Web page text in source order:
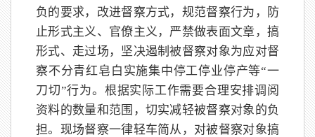
负的要求，改进督察方式，规范督察行为，防
止形式主义、官僚主义，严禁做表面文章，搞
形式、走过场，坚决遏制被督察对象为应对督
察不分青红皂白实施集中停工停业停产等“一
刀切”行为。根据实际工作需要合理安排调阅
资料的数量和范围，切实减轻被督察对象的负
担。现场督察一律轻车简从，对被督察对象搞